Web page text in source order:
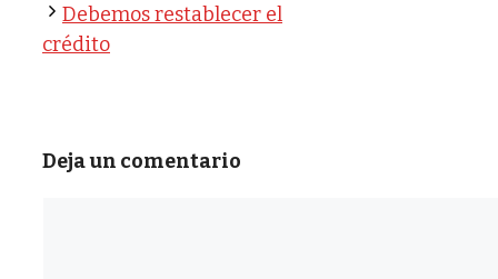
Debemos restablecer el
crédito
Deja un comentario